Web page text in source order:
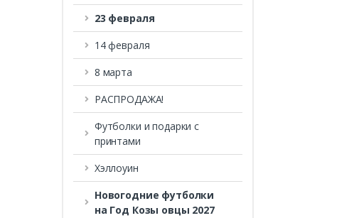
23 февраля
14 февраля
8 марта
РАСПРОДАЖА!
Футболки и подарки с
принтами
Хэллоуин
Новогодние футболки
на Год Козы овцы 2027